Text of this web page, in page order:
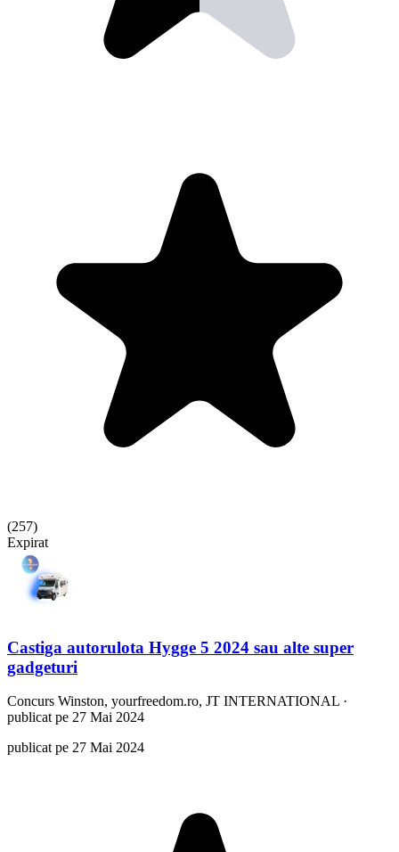
(257)
Expirat
Castiga autorulota Hygge 5 2024 sau alte super
gadgeturi
Concurs Winston, yourfreedom.ro, JT INTERNATIONAL ·
publicat pe 27 Mai 2024
publicat pe 27 Mai 2024